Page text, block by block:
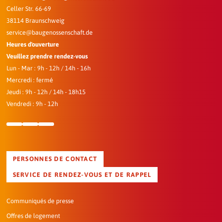
Celler Str. 66-69
38114 Braunschweig
service@baugenossenschaft.de
Heures d'ouverture
Veuillez prendre rendez-vous
Lun - Mar : 9h - 12h / 14h - 16h
Mercredi : fermé
Jeudi : 9h - 12h / 14h - 18h15
Vendredi : 9h - 12h
PERSONNES DE CONTACT
SERVICE DE RENDEZ-VOUS ET DE RAPPEL
Communiqués de presse
Offres de logement